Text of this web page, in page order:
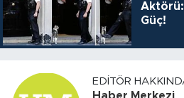
Aktörü:
Güç!
EDITÖR